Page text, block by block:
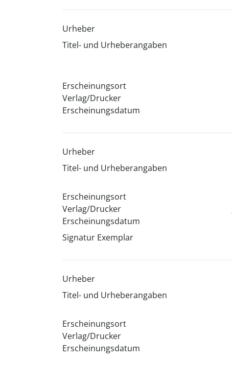
Urheber
Titel- und Urheberangaben
Erscheinungsort
Verlag/Drucker
Erscheinungsdatum
Urheber
Titel- und Urheberangaben
Erscheinungsort
Verlag/Drucker
Erscheinungsdatum
Signatur Exemplar
Urheber
Titel- und Urheberangaben
Erscheinungsort
Verlag/Drucker
Erscheinungsdatum